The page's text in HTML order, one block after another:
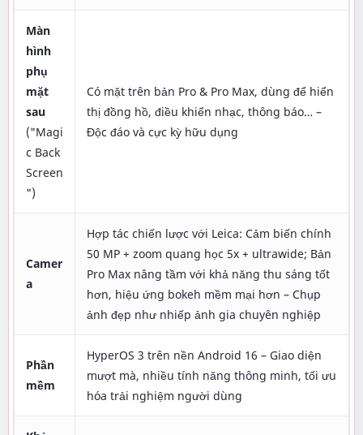
Màn
hình
phụ
mặt
sau
("Magi
c Back
Screen
")
Có mặt trên bản Pro & Pro Max, dùng để hiển
thị đồng hồ, điều khiển nhạc, thông báo… –
Độc đáo và cực kỳ hữu dụng
Camer
a
Hợp tác chiến lược với Leica: Cảm biến chính
50 MP + zoom quang học 5x + ultrawide; Bản
Pro Max nâng tầm với khả năng thu sáng tốt
hơn, hiệu ứng bokeh mềm mại hơn – Chụp
ảnh đẹp như nhiếp ảnh gia chuyên nghiệp
Phần
mềm
HyperOS 3 trên nền Android 16 – Giao diện
mượt mà, nhiều tính năng thông minh, tối ưu
hóa trải nghiệm người dùng